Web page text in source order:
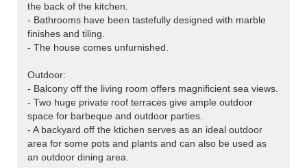
the back of the kitchen.
- Bathrooms have been tastefully designed with marble
finishes and tiling.
- The house comes unfurnished.
Outdoor:
- Balcony off the living room offers magnificient sea views.
- Two huge private roof terraces give ample outdoor
space for barbeque and outdoor parties.
- A backyard off the ktichen serves as an ideal outdoor
area for some pots and plants and can also be used as
an outdoor dining area.